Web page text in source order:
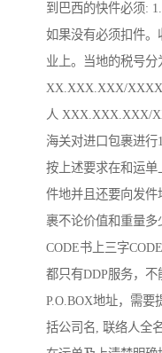
到巴西的快件必须:
如果没有必须扣件
业上。当地的税号分
XX.XXX.XXX/
人 XXX.XXX.XXX/
海关对进口包裹进
按上述要求在和运
件地并且还要向发
裹不论价值和重量多
CODE书上三字
都只有DDP服务，
P.O.BOX地址，需
括公司名, 联络人全